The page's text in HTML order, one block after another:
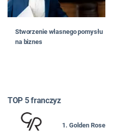
Stworzenie własnego pomysłu
na biznes
TOP 5 franczyz
1. Golden Rose